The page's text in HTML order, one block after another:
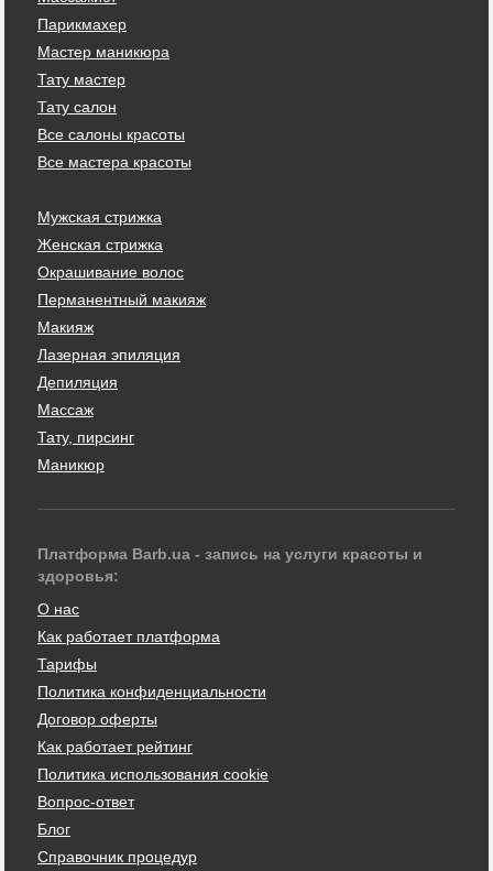
Парикмахер
Мастер маникюра
Тату мастер
Тату салон
Все салоны красоты
Все мастера красоты
Мужская стрижка
Женская стрижка
Окрашивание волос
Перманентный макияж
Макияж
Лазерная эпиляция
Депиляция
Массаж
Тату, пирсинг
Маникюр
Платформа Barb.ua - запись на услуги красоты и
здоровья:
О нас
Как работает платформа
Тарифы
Политика конфиденциальности
Договор оферты
Как работает рейтинг
Политика использования cookie
Вопрос-ответ
Блог
Справочник процедур